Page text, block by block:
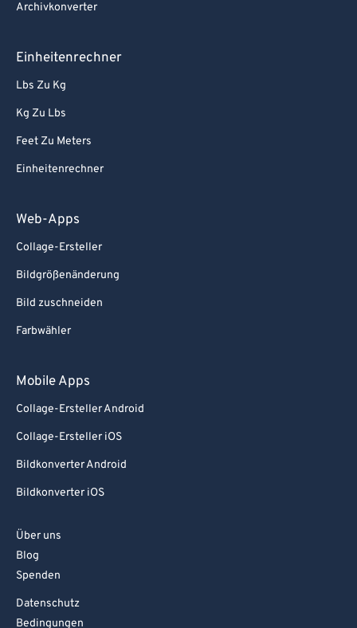
Archivkonverter
Einheitenrechner
Lbs Zu Kg
Kg Zu Lbs
Feet Zu Meters
Einheitenrechner
Web-Apps
Collage-Ersteller
Bildgrößenänderung
Bild zuschneiden
Farbwähler
Mobile Apps
Collage-Ersteller Android
Collage-Ersteller iOS
Bildkonverter Android
Bildkonverter iOS
Über uns
Blog
Spenden
Datenschutz
Bedingungen